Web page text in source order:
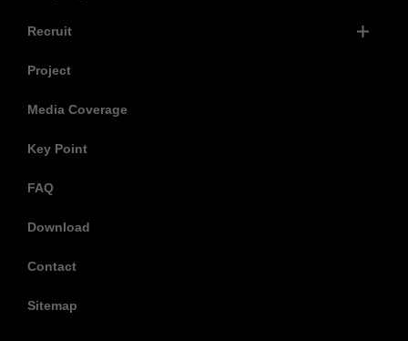
Recruit
Project
Media Coverage
Key Point
FAQ
Download
Contact
Sitemap